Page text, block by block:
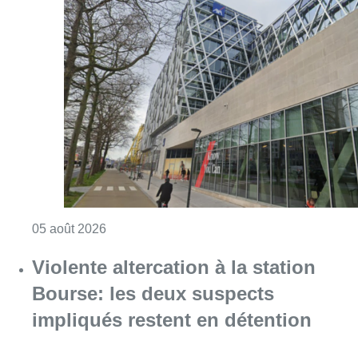
05 août 2026Consulter l'article "Le siège bruxellois
Violente altercation à la station
Bourse: les deux suspects
impliqués restent en détention